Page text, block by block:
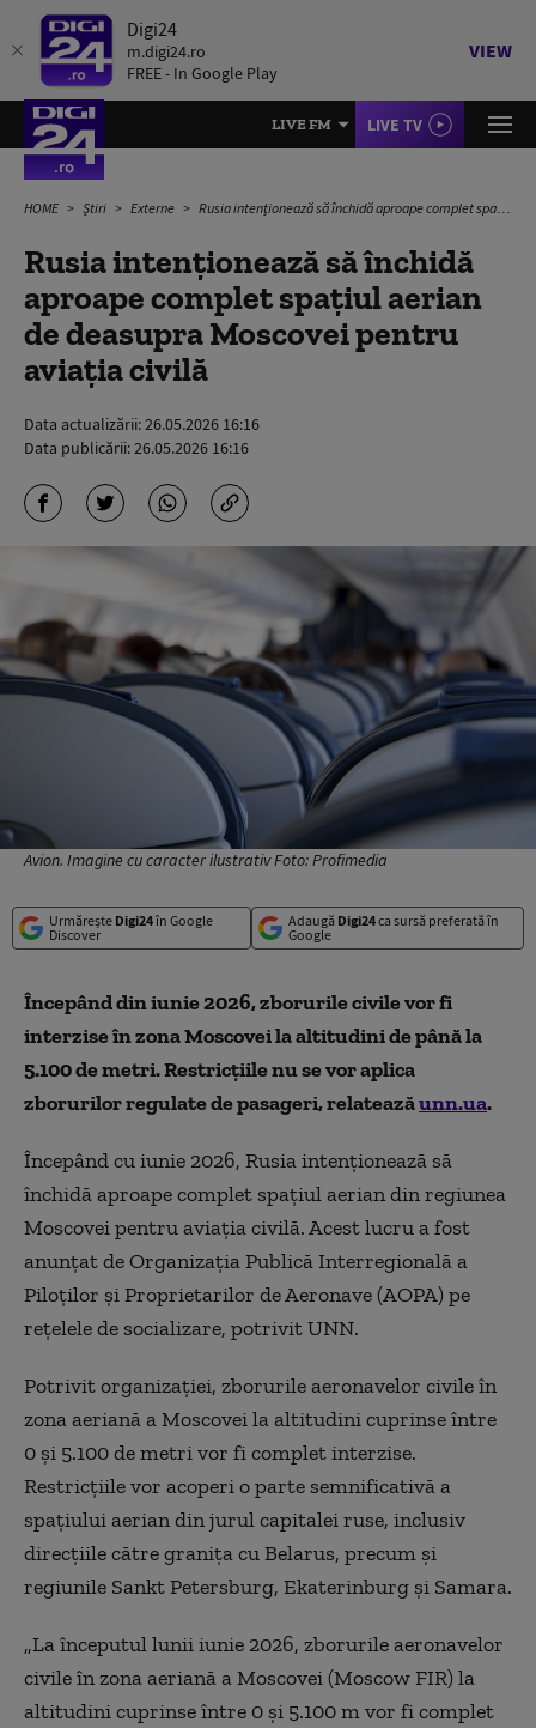
Digi24
m.digi24.ro
FREE - In Google Play
VIEW
LIVE FM LIVE TV
HOME Știri Externe Rusia intenționează să închidă aproape complet spațiul aerian de deasupra Moscovei pentru aviația civilă
Rusia intenționează să închidă
aproape complet spațiul aerian
de deasupra Moscovei pentru
aviația civilă
Data actualizării:26.05.2026 16:16
Data publicării:26.05.2026 16:16
Avion. Imagine cu caracter ilustrativ Foto: Profimedia
Urmărește Digi24în Google
Discover
Adaugă Digi24ca sursă preferată în
Google
Începând din iunie 2026, zborurile civile vor fi
interzise în zona Moscovei la altitudini de până la
5.100 de metri. Restricțiile nu se vor aplica
zborurilor regulate de pasageri, relateazăunn.ua.
Începând cu iunie 2026, Rusia intenționează să
închidă aproape complet spațiul aerian din regiunea
Moscovei pentru aviația civilă. Acest lucru a fost
anunțat de Organizația Publică Interregională a
Piloților și Proprietarilor de Aeronave (AOPA) pe
rețelele de socializare, potrivit UNN.
Potrivit organizației, zborurile aeronavelor civile în
zona aeriană a Moscovei la altitudini cuprinse între
0 și 5.100 de metri vor fi complet interzise.
Restricțiile vor acoperi o parte semnificativă a
spațiului aerian din jurul capitalei ruse, inclusiv
direcțiile către granița cu Belarus, precum și
regiunile Sankt Petersburg, Ekaterinburg și Samara.
„La începutul lunii iunie 2026, zborurile aeronavelor
civile în zona aeriană a Moscovei (Moscow FIR) la
altitudini cuprinse între 0 și 5.100 m vor fi complet